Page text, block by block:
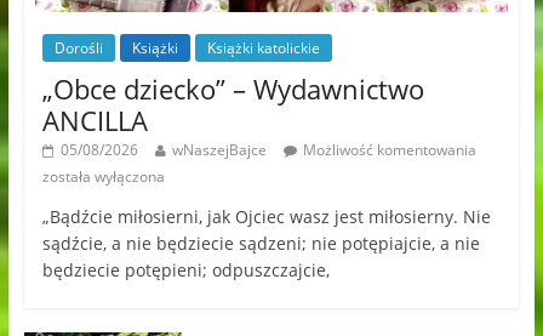
Dorośli Książki Książki katolickie
„Obce dziecko” – Wydawnictwo
ANCILLA
05/08/2026 wNaszejBajce
Możliwość komentowania
została wyłączona
„Bądźcie miłosierni, jak Ojciec wasz jest miłosierny. Nie
sądźcie, a nie będziecie sądzeni; nie potępiajcie, a nie
będziecie potępieni; odpuszczajcie,